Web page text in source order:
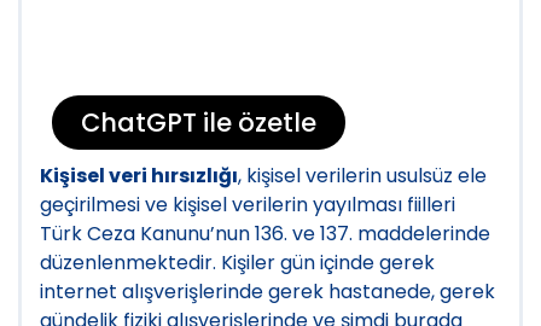
ChatGPT ile özetle
Kişisel veri hırsızlığı, kişisel verilerin usulsüz ele
geçirilmesi ve kişisel verilerin yayılması fiilleri
Türk Ceza Kanunu’nun 136. ve 137. maddelerinde
düzenlenmektedir. Kişiler gün içinde gerek
internet alışverişlerinde gerek hastanede, gerek
gündelik fiziki alışverişlerinde ve şimdi burada